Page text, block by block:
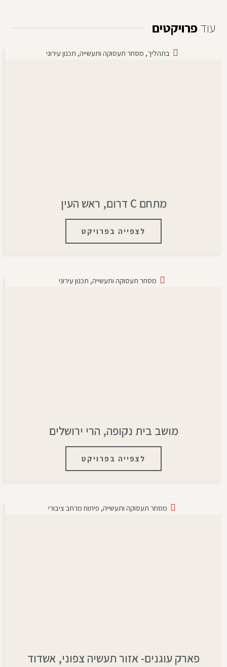
עוד פרויקטים
בתהליך, מסחר תעסוקה ותעשייה, תכנון עירוני
מתחם C דרום, ראש העין
לצפייה בפרויקט
מסחר תעסוקה ותעשייה, תכנון עירוני
מושב בית נקופה, הרי ירושלים
לצפייה בפרויקט
מסחר תעסוקה ותעשייה, פיתוח מרחב ציבורי
פארק עוגנים- אזור תעשיה צפוני, אשדוד